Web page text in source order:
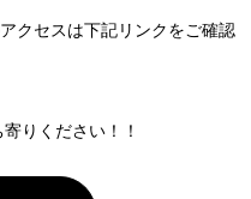
クセスは下記リンクをご確認
りください！！